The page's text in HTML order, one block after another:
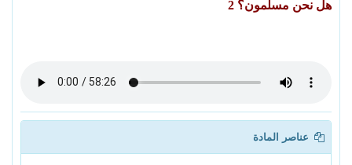
هل نحن مسلمون؟ 2
عناصر المادة